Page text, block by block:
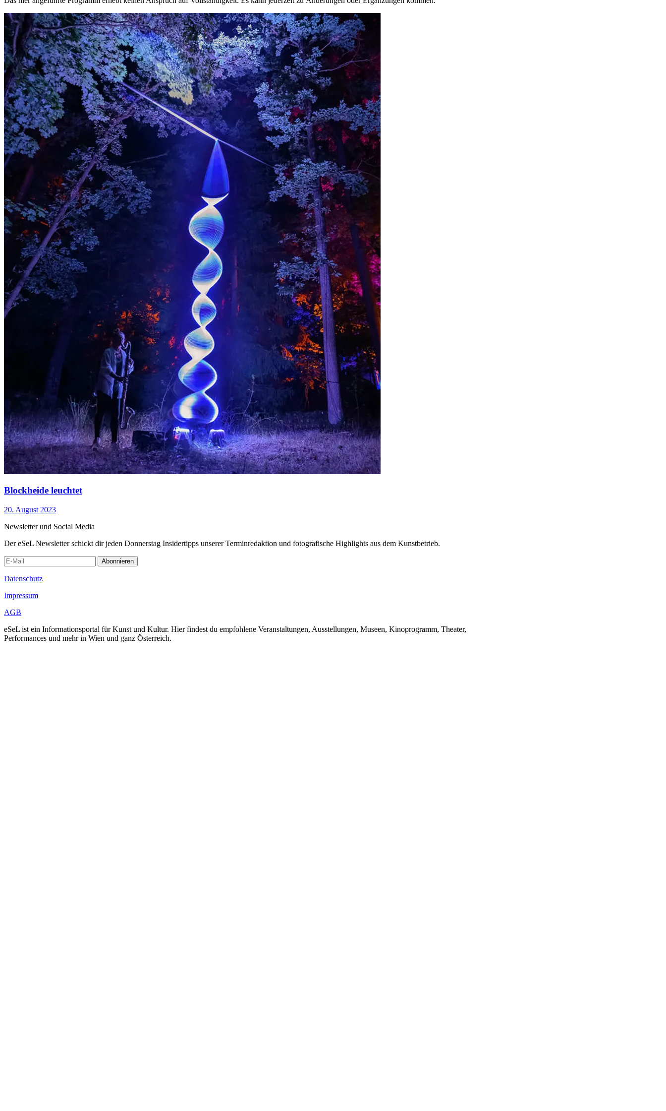
Blockheide leuchtet
20. August 2023
Newsletter und Social Media
Der eSeL Newsletter schickt dir jeden Donnerstag Insidertipps unserer Terminredaktion und fotografische Highlights aus dem Kunstbetrieb.
Abonnieren
Datenschutz
Impressum
AGB
eSeL ist ein Informationsportal für Kunst und Kultur. Hier findest du empfohlene Veranstaltungen, Ausstellungen, Museen, Kinoprogramm, Theater,
Performances und mehr in Wien und ganz Österreich.